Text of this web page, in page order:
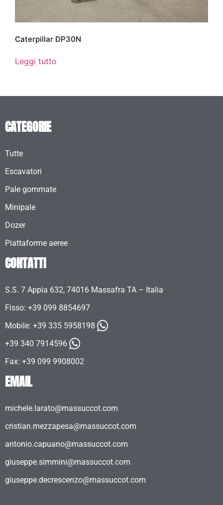
Caterpillar DP30N
Leggi tutto
CATEGORIE
Tutte
Escavatori
Pale gommate
Minipale
Dozer
Piattaforme aeree
CONTATTI
S.S. 7 Appia 632, 74016 Massafra TA – Italia
Fisso: +39 099 8854697
Mobile: +39 335 5958198
+39 340 7914596
Fax: +39 099 9908002
EMAIL
michele.larato@massuccot.com
cristian.mezzapesa@massuccot.com
antonio.capuano@massuccot.com
giuseppe.simmini@massuccot.com
giuseppe.decrescenzo@massuccot.com